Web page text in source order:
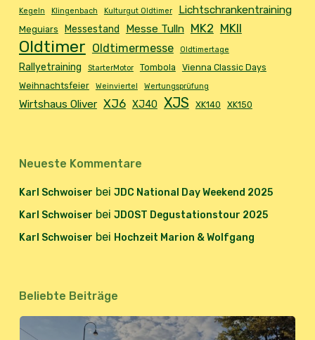
Kegeln Klingenbach Kulturgut Oldtimer Lichtschrankentraining
Meguiars Messestand Messe Tulln MK2 MKII
Oldtimer Oldtimermesse Oldtimertage
Rallyetraining StarterMotor Tombola
Vienna Classic Days
Weihnachtsfeier
Weinviertel Wertungsprüfung
Wirtshaus Oliver XJ6 XJ40 XJS XK140 XK150
Neueste Kommentare
Karl Schwoiser bei JDC National Day Weekend 2025
Karl Schwoiser bei JDOST Degustationstour 2025
Karl Schwoiser bei Hochzeit Marion & Wolfgang
Beliebte Beiträge